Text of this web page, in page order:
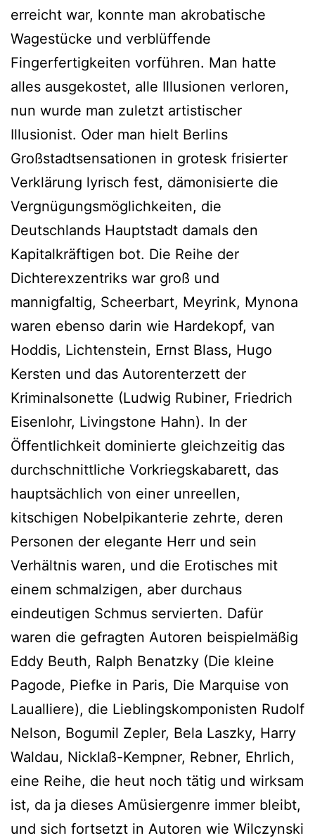
erreicht war, konnte man akrobatische
Wagestücke und verblüffende
Fingerfertigkeiten vorführen. Man hatte
alles ausgekostet, alle Illusionen verloren,
nun wurde man zuletzt artistischer
Illusionist. Oder man hielt Berlins
Großstadtsensationen in grotesk frisierter
Verklärung lyrisch fest, dämonisierte die
Vergnügungsmöglichkeiten, die
Deutschlands Hauptstadt damals den
Kapitalkräftigen bot. Die Reihe der
Dichterexzentriks war groß und
mannigfaltig, Scheerbart, Meyrink, Mynona
waren ebenso darin wie Hardekopf, van
Hoddis, Lichtenstein, Ernst Blass, Hugo
Kersten und das Autorenterzett der
Kriminalsonette (Ludwig Rubiner, Friedrich
Eisenlohr, Livingstone Hahn). In der
Öffentlichkeit dominierte gleichzeitig das
durchschnittliche Vorkriegskabarett, das
hauptsächlich von einer unreellen,
kitschigen Nobelpikanterie zehrte, deren
Personen der elegante Herr und sein
Verhältnis waren, und die Erotisches mit
einem schmalzigen, aber durchaus
eindeutigen Schmus servierten. Dafür
waren die gefragten Autoren beispielmäßig
Eddy Beuth, Ralph Benatzky (Die kleine
Pagode, Piefke in Paris, Die Marquise von
Laualliere), die Lieblingskomponisten Rudolf
Nelson, Bogumil Zepler, Bela Laszky, Harry
Waldau, Nicklaß-Kempner, Rebner, Ehrlich,
eine Reihe, die heut noch tätig und wirksam
ist, da ja dieses Amüsiergenre immer bleibt,
und sich fortsetzt in Autoren wie Wilczynski